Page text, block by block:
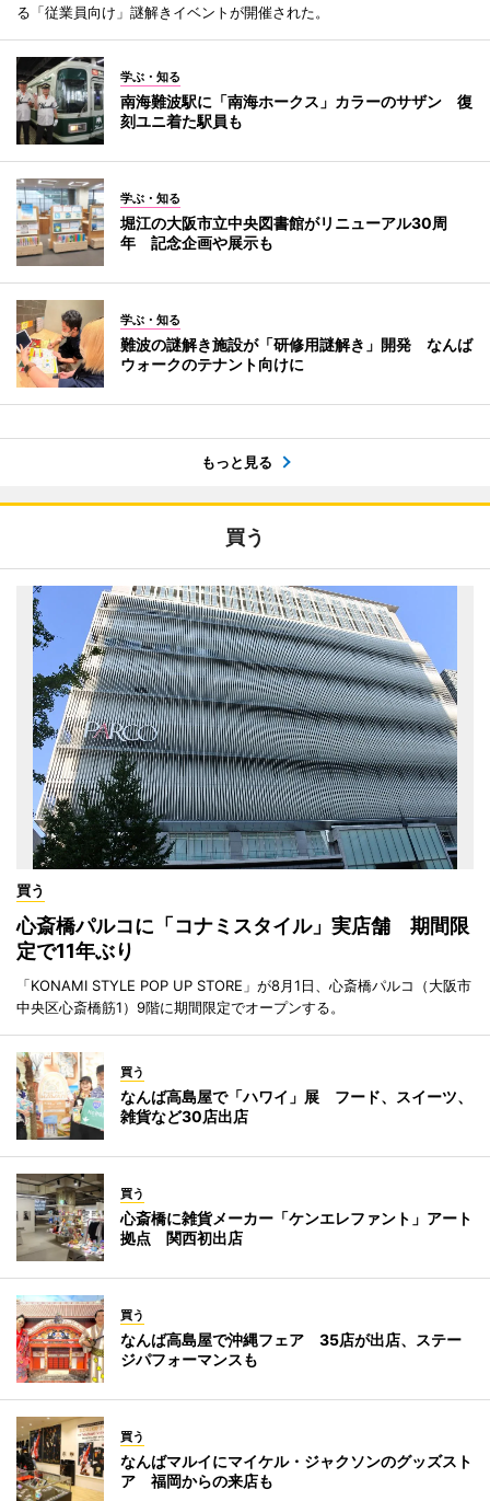
る「従業員向け」謎解きイベントが開催された。
学ぶ・知る
南海難波駅に「南海ホークス」カラーのサザン 復
刻ユニ着た駅員も
学ぶ・知る
堀江の大阪市立中央図書館がリニューアル30周
年 記念企画や展示も
学ぶ・知る
難波の謎解き施設が「研修用謎解き」開発 なんば
ウォークのテナント向けに
もっと見る
買う
買う
心斎橋パルコに「コナミスタイル」実店舗 期間限
定で11年ぶり
「KONAMI STYLE POP UP STORE」が8月1日、心斎橋パルコ（大阪市
中央区心斎橋筋1）9階に期間限定でオープンする。
買う
なんば高島屋で「ハワイ」展 フード、スイーツ、
雑貨など30店出店
買う
心斎橋に雑貨メーカー「ケンエレファント」アート
拠点 関西初出店
買う
なんば高島屋で沖縄フェア 35店が出店、ステー
ジパフォーマンスも
買う
なんばマルイにマイケル・ジャクソンのグッズスト
ア 福岡からの来店も